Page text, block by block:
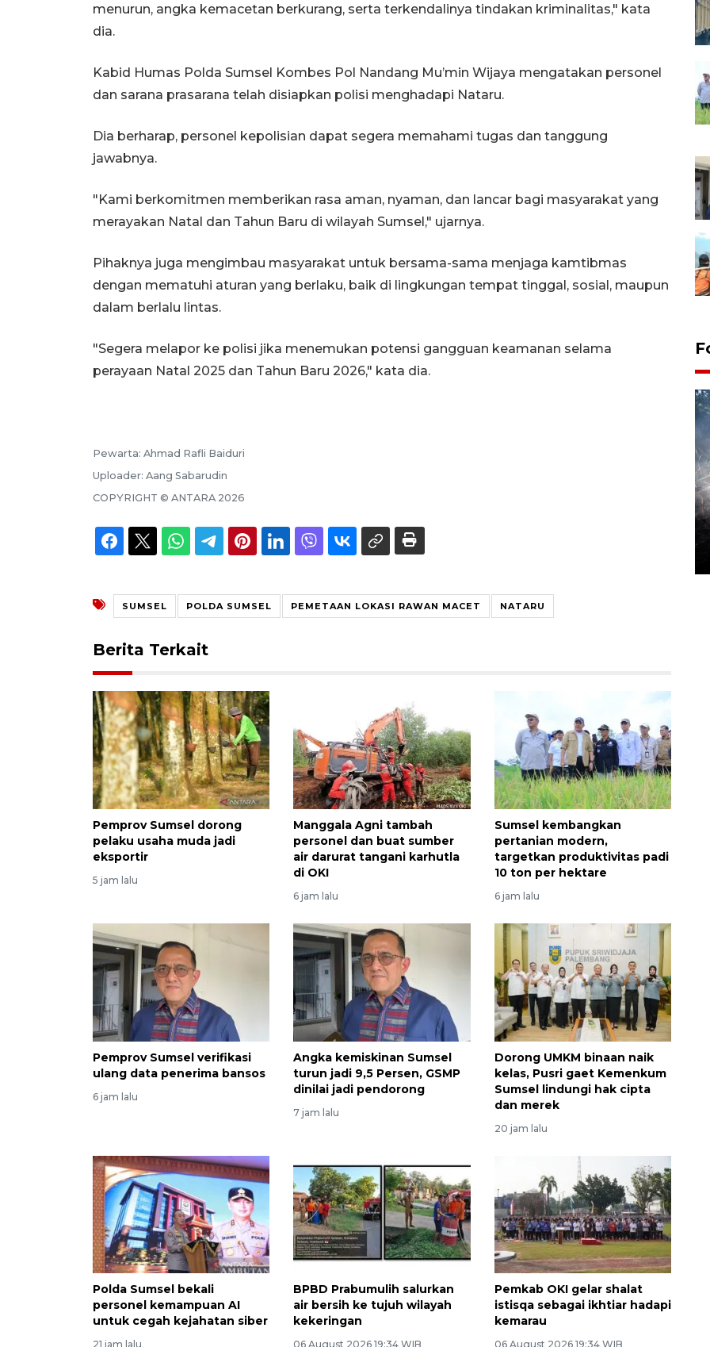
menurun, angka kemacetan berkurang, serta terkendalinya tindakan kriminalitas," kata
dia.
Kabid Humas Polda Sumsel Kombes Pol Nandang Mu’min Wijaya mengatakan personel
dan sarana prasarana telah disiapkan polisi menghadapi Nataru.
Dia berharap, personel kepolisian dapat segera memahami tugas dan tanggung
jawabnya.
"Kami berkomitmen memberikan rasa aman, nyaman, dan lancar bagi masyarakat yang
merayakan Natal dan Tahun Baru di wilayah Sumsel," ujarnya.
Pihaknya juga mengimbau masyarakat untuk bersama-sama menjaga kamtibmas
dengan mematuhi aturan yang berlaku, baik di lingkungan tempat tinggal, sosial, maupun
dalam berlalu lintas.
"Segera melapor ke polisi jika menemukan potensi gangguan keamanan selama
perayaan Natal 2025 dan Tahun Baru 2026," kata dia.
Pewarta: Ahmad Rafli Baiduri
Uploader: Aang Sabarudin
COPYRIGHT © ANTARA 2026
SUMSEL POLDA SUMSEL PEMETAAN LOKASI RAWAN MACET NATARU
Berita Terkait
Pemprov Sumsel dorong
pelaku usaha muda jadi
eksportir
5 jam lalu
Manggala Agni tambah
personel dan buat sumber
air darurat tangani karhutla
di OKI
6 jam lalu
Sumsel kembangkan
pertanian modern,
targetkan produktivitas padi
10 ton per hektare
6 jam lalu
Pemprov Sumsel verifikasi
ulang data penerima bansos
6 jam lalu
Angka kemiskinan Sumsel
turun jadi 9,5 Persen, GSMP
dinilai jadi pendorong
7 jam lalu
Dorong UMKM binaan naik
kelas, Pusri gaet Kemenkum
Sumsel lindungi hak cipta
dan merek
20 jam lalu
Polda Sumsel bekali
personel kemampuan AI
untuk cegah kejahatan siber
21 jam lalu
BPBD Prabumulih salurkan
air bersih ke tujuh wilayah
kekeringan
06 August 2026 19:34 WIB
Pemkab OKI gelar shalat
istisqa sebagai ikhtiar hadapi
kemarau
06 August 2026 19:34 WIB